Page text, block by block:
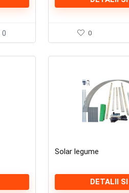
0 0
Solar legume
DETALII